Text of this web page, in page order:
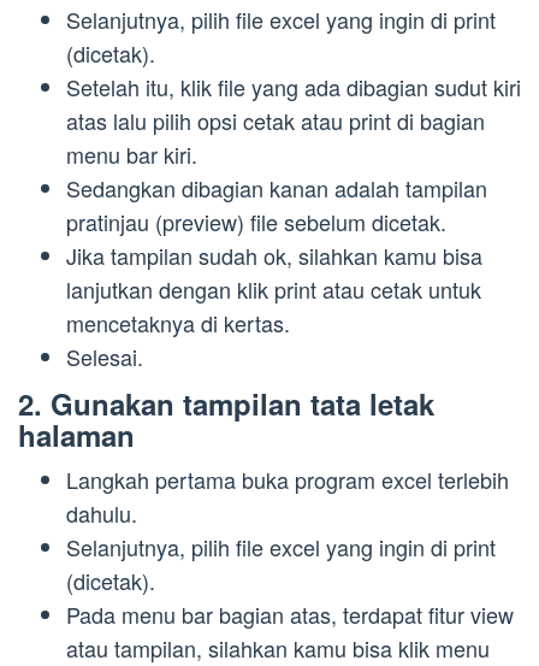
Selanjutnya, pilih file excel yang ingin di print
(dicetak).
Setelah itu, klik file yang ada dibagian sudut kiri
atas lalu pilih opsi cetak atau print di bagian
menu bar kiri.
Sedangkan dibagian kanan adalah tampilan
pratinjau (preview) file sebelum dicetak.
Jika tampilan sudah ok, silahkan kamu bisa
lanjutkan dengan klik print atau cetak untuk
mencetaknya di kertas.
Selesai.
2. Gunakan tampilan tata letak
halaman
Langkah pertama buka program excel terlebih
dahulu.
Selanjutnya, pilih file excel yang ingin di print
(dicetak).
Pada menu bar bagian atas, terdapat fitur view
atau tampilan, silahkan kamu bisa klik menu